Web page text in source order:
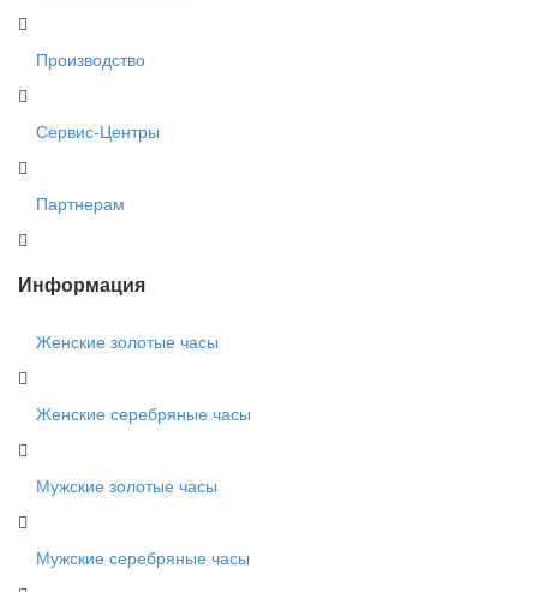
Производство
Сервис-Центры
Партнерам
Информация
Женские золотые часы
Женские серебряные часы
Мужские золотые часы
Мужские серебряные часы